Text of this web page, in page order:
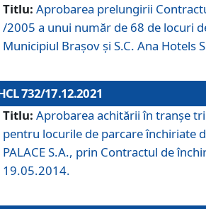
Titlu: Aprobarea prelungirii
/2005 a unui număr de 68 de locuri
Municipiul Braşov şi S.C. Ana Hotels
732/17.12.2021
Titlu: Aprobarea achitării în tranșe
pentru locurile de parcare închiriate
PALACE S.A., prin Contractul de
19.05.2014.